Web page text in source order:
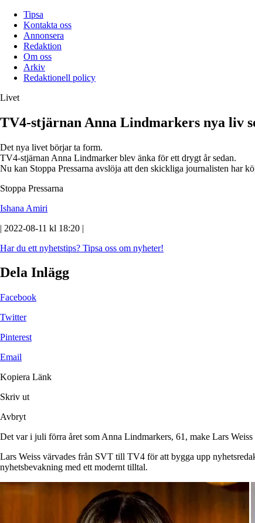
Tipsa
Kontakta oss
Annonsera
Redaktion
Om oss
Arkiv
Redaktionell policy
Livet
TV4-stjärnan Anna Lindmarkers nya liv
Det nya livet börjar ta form.
TV4-stjärnan Anna Lindmarker blev änka för ett drygt år sedan.
Nu kan Stoppa Pressarna avslöja att den skickliga journalisten har
Stoppa Pressarna
Ishana Amiri
| 2022-08-11 kl 18:20 |
Har du ett nyhetstips? Tipsa oss om nyheter!
Dela Inlägg
Facebook
Twitter
Pinterest
Email
Kopiera Länk
Skriv ut
Avbryt
Det var i juli förra året som Anna Lindmarkers, 61, make Lars
Lars Weiss värvades från SVT till TV4 för att bygga upp
nyhetsbevakning med ett modernt tilltal.